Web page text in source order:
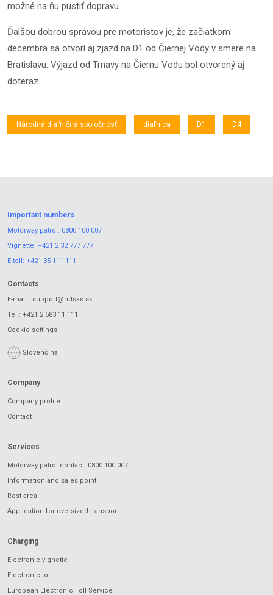
možné na ňu pustiť dopravu.
Ďalšou dobrou správou pre motoristov je, že začiatkom
decembra sa otvorí aj zjazd na D1 od Čiernej Vody v smere na
Bratislavu. Výjazd od Trnavy na Čiernu Vodu bol otvorený aj
doteraz.
Národná diaľničná spoločnosť diaľnica D1 D4
Important numbers
Motorway patrol: 0800 100 007
Vignette: +421 2 32 777 777
E-toll: +421 35 111 111
Contacts
E-mail.: support@ndsas.sk
Tel.: +421 2 583 11 111
Cookie settings
Slovenčina
Company
Company profile
Contact
Services
Motorway patrol contact: 0800 100 007
Information and sales point
Rest area
Application for oversized transport
Charging
Electronic vignette
Electronic toll
European Electronic Toll Service